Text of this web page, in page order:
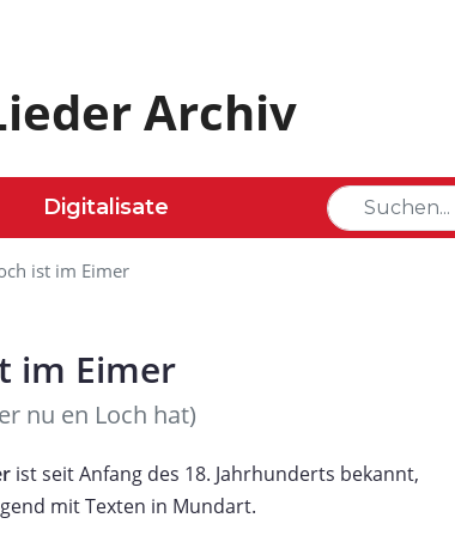
Archiv
Digitalisate
ist im Eimer
im Eimer
nu en Loch hat)
ist seit Anfang des 18. Jahrhunderts bekannt,
mit Texten in Mundart.